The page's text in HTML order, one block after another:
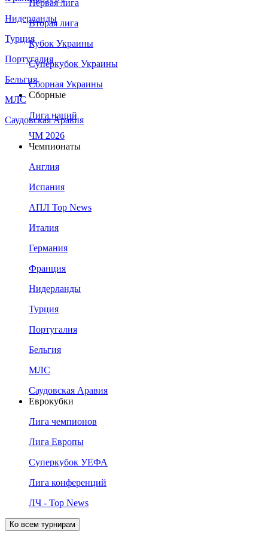
Нидерланды
Турция
Португалия
Бельгия
МЛС
Саудовская Аравия
Первая лига
Вторая лига
Кубок Украины
Суперкубок Украины
Сборная Украины
Сборные
Лига наций
ЧМ 2026
Чемпионаты
Англия
Испания
АПЛ Top News
Италия
Германия
Франция
Нидерланды
Турция
Португалия
Бельгия
МЛС
Саудовская Аравия
Еврокубки
Лига чемпионов
Лига Европы
Суперкубок УЕФА
Лига конференций
ЛЧ - Top News
Ко всем турнирам